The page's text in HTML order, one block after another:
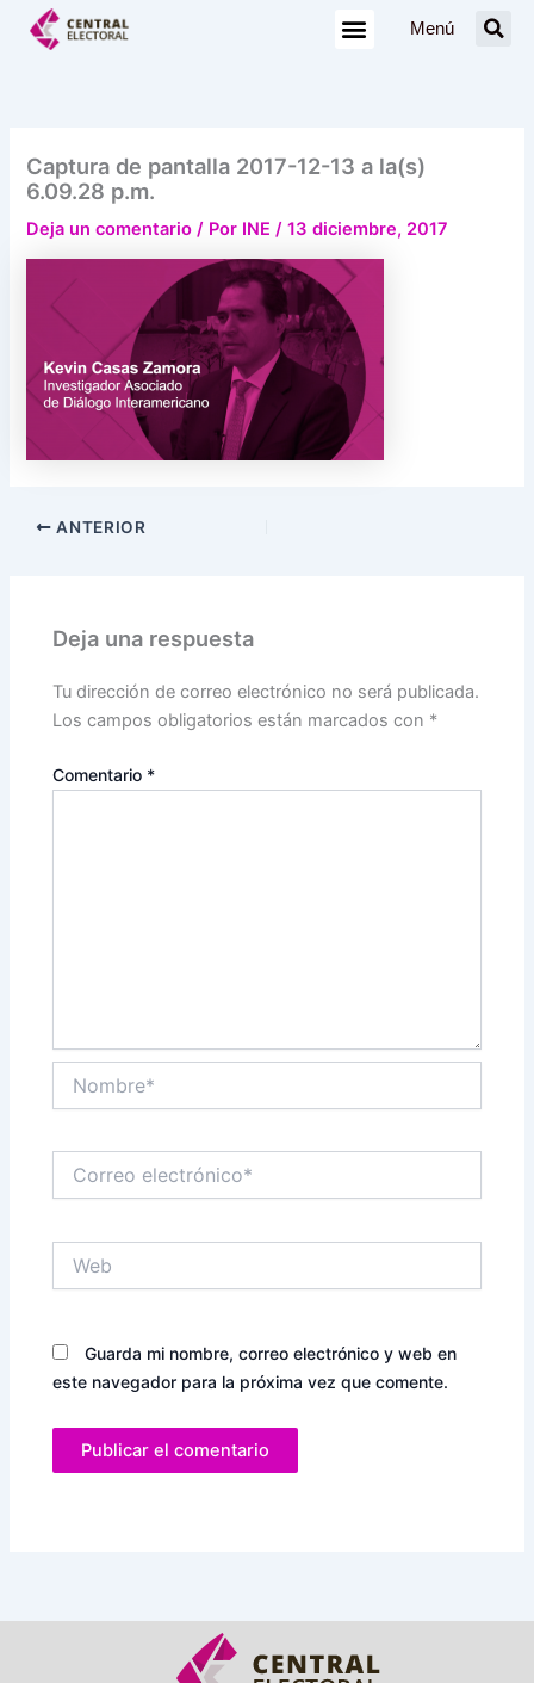
Menú
Captura de pantalla 2017-12-13 a la(s)
6.09.28 p.m.
Deja un comentario / Por INE/13 diciembre, 2017
ANTERIOR
Deja una respuesta
Tu dirección de correo electrónico no será publicada.
Los campos obligatorios están marcados con *
Comentario *
electrónico*
Guarda mi nombre, correo electrónico y web en
este navegador para la próxima vez que comente.